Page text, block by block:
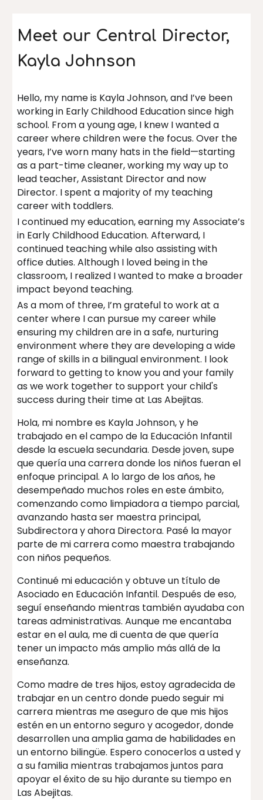
Meet our Central Director,
Kayla Johnson
Hello, my name is Kayla Johnson, and I’ve been
working in Early Childhood Education since high
school. From a young age, I knew I wanted a
career where children were the focus. Over the
years, I’ve worn many hats in the field—starting
as a part-time cleaner, working my way up to
lead teacher, Assistant Director and now
Director. I spent a majority of my teaching
career with toddlers.
I continued my education, earning my Associate’s
in Early Childhood Education. Afterward, I
continued teaching while also assisting with
office duties. Although I loved being in the
classroom, I realized I wanted to make a broader
impact beyond teaching.
As a mom of three, I’m grateful to work at a
center where I can pursue my career while
ensuring my children are in a safe, nurturing
environment where they are developing a wide
range of skills in a bilingual environment. I look
forward to getting to know you and your family
as we work together to support your child's
success during their time at Las Abejitas.
Hola, mi nombre es Kayla Johnson, y he
trabajado en el campo de la Educación Infantil
desde la escuela secundaria. Desde joven, supe
que quería una carrera donde los niños fueran el
enfoque principal. A lo largo de los años, he
desempeñado muchos roles en este ámbito,
comenzando como limpiadora a tiempo parcial,
avanzando hasta ser maestra principal,
Subdirectora y ahora Directora. Pasé la mayor
parte de mi carrera como maestra trabajando
con niños pequeños.
Continué mi educación y obtuve un título de
Asociado en Educación Infantil. Después de eso,
seguí enseñando mientras también ayudaba con
tareas administrativas. Aunque me encantaba
estar en el aula, me di cuenta de que quería
tener un impacto más amplio más allá de la
enseñanza.
Como madre de tres hijos, estoy agradecida de
trabajar en un centro donde puedo seguir mi
carrera mientras me aseguro de que mis hijos
estén en un entorno seguro y acogedor, donde
desarrollen una amplia gama de habilidades en
un entorno bilingüe. Espero conocerlos a usted y
a su familia mientras trabajamos juntos para
apoyar el éxito de su hijo durante su tiempo en
Las Abejitas.